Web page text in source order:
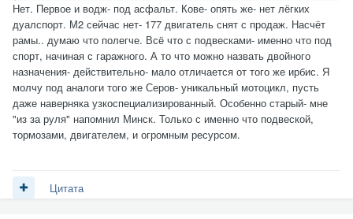
Нет. Первое и водж- под асфальт. Кове- опять же- нет лёгких
дуалспорт. М2 сейчас нет- 177 двигатель снят с продаж. Насчёт
рамы.. думаю что полегче. Всё что с подвесками- именно что под
спорт, начиная с гаражного. А то что можно назвать двойного
назначения- действительно- мало отличается от того же ирбис. Я
молчу под аналоги того же Серов- уникальный мотоцикл, пусть
даже наверняка узкоспециализированный. Особенно старый- мне
"из за руля" напомнил Минск. Только с именно что подвеской,
тормозами, двигателем, и огромным ресурсом.
Цитата